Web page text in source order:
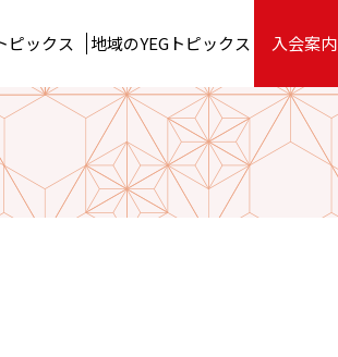
お役立ちツール
委員会
YEG BUSINESS EXPO 2023
ピックス 地域のYEGトピックス
関東ブロック
四国ブロック
入会案内